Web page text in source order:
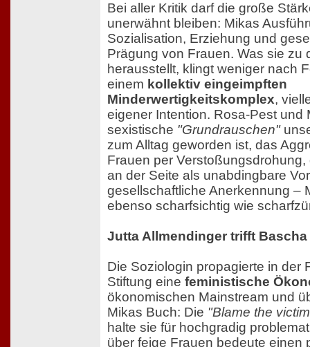
Bei aller Kritik darf die große
unerwähnt bleiben: Mikas
Sozialisation, Erziehung und
Prägung von Frauen. Was sie zu
herausstellt, klingt weniger nach
einem kollektiv eingeimpften
Minderwertigkeitskomplex,
eigener Intention. Rosa-Pest und
sexistische "Grundrauschen"
zum Alltag geworden ist, das
Frauen per
an der Seite als unabdingbare
gesellschaftliche Anerkennung –
ebenso scharfsichtig wie
Jutta Allmendinger trifft Bascha
Die Soziologin propagierte in der
Stiftung eine feministische
ökonomischen Mainstream und
Mikas Buch: Die "Blame the
halte sie für hochgradig
über feige Frauen bedeute einen